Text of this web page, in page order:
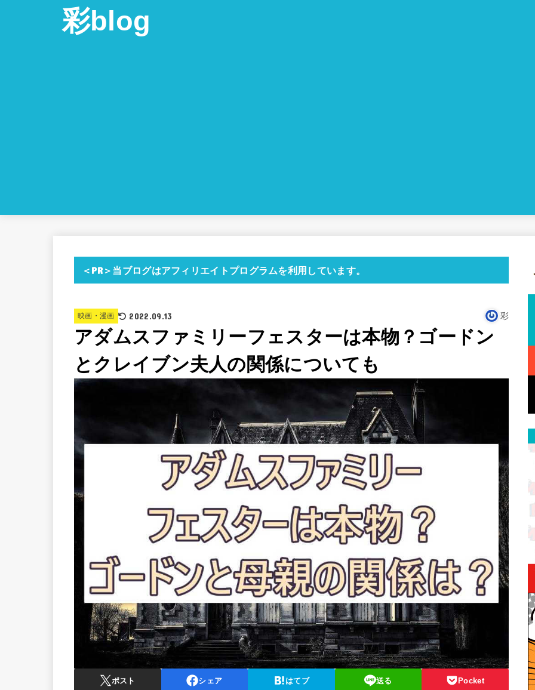
彩blog
＜PR＞当ブログはアフィリエイトプログラムを利用しています。
映画・漫画 2022.09.13 彩
アダムスファミリーフェスターは本物？ゴードン
とクレイブン夫人の関係についても
ポスト シェア はてブ 送る Pocket